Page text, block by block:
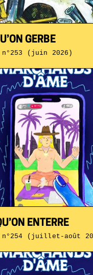
ENTERRE
(juillet-août
GERBE
(juin 2026)